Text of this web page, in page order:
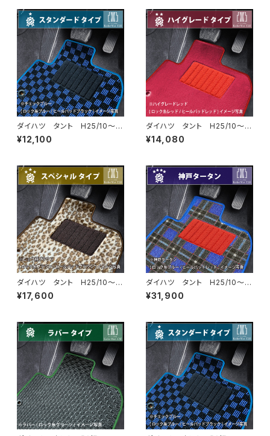
ダイハツ タント H25/10〜R
1/7 LA600/610S フロアマ
ット一式 カーマット スタンダ
¥12,100
ダイハツ タント H25/10〜R
1/7 LA600/610S フロアマ
ット一式 カーマット ハイグレ
¥14,080
ダイハツ タント H25/10〜R
1/7 LA600/610S フロアマ
ット一式 カーマット スペシャ
¥17,600
ダイハツ タント H25/10〜R
1/7 LA600/610S フロアマ
ット一式 カーマット 神戸ター
¥31,900